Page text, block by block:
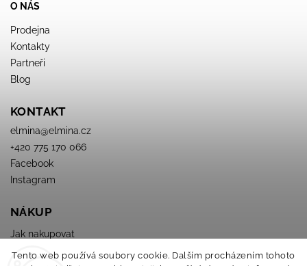
Tento web používá soubory cookie. Dalším procházením tohoto
O NÁS
Prodejna
Kontakty
Partneři
Blog
KONTAKT
elmina@elmina.cz
+420 775 170 066
Facebook
Instagram
NÁKUP
Jak nakupovat
Obchodné podmienky